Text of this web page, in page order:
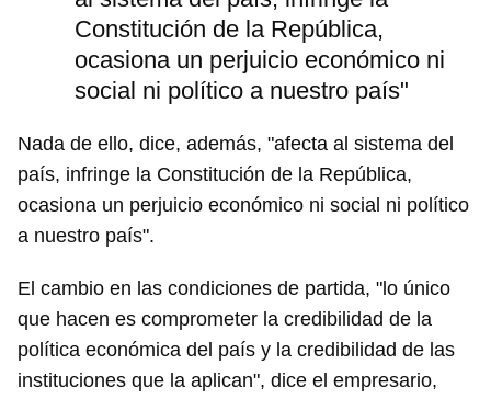
Constitución de la República,
ocasiona un perjuicio económico ni
social ni político a nuestro país"
Nada de ello, dice, además, "afecta al sistema del
país, infringe la Constitución de la República,
ocasiona un perjuicio económico ni social ni político
a nuestro país".
El cambio en las condiciones de partida, "lo único
que hacen es comprometer la credibilidad de la
política económica del país y la credibilidad de las
instituciones que la aplican", dice el empresario,